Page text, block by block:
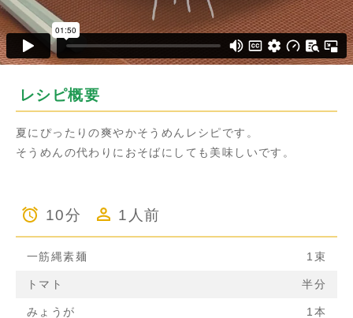
レシピ概要
夏にぴったりの爽やかそうめんレシピです。
そうめんの代わりにおそばにしても美味しいです。
10分 1人前
一筋縄素麺 1束
トマト 半分
みょうが 1本